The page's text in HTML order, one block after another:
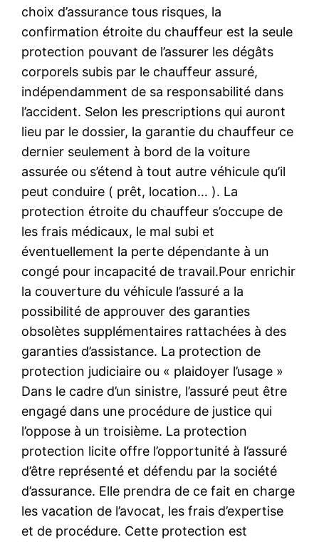
choix d’assurance tous risques, la
confirmation étroite du chauffeur est la seule
protection pouvant de l’assurer les dégâts
corporels subis par le chauffeur assuré,
indépendamment de sa responsabilité dans
l’accident. Selon les prescriptions qui auront
lieu par le dossier, la garantie du chauffeur ce
dernier seulement à bord de la voiture
assurée ou s’étend à tout autre véhicule qu’il
peut conduire ( prêt, location… ). La
protection étroite du chauffeur s’occupe de
les frais médicaux, le mal subi et
éventuellement la perte dépendante à un
congé pour incapacité de travail.Pour enrichir
la couverture du véhicule l’assuré a la
possibilité de approuver des garanties
obsolètes supplémentaires rattachées à des
garanties d’assistance. La protection de
protection judiciaire ou « plaidoyer l’usage »
Dans le cadre d’un sinistre, l’assuré peut être
engagé dans une procédure de justice qui
l’oppose à un troisième. La protection
protection licite offre l’opportunité à l’assuré
d’être représenté et défendu par la société
d’assurance. Elle prendra de ce fait en charge
les vacation de l’avocat, les frais d’expertise
et de procédure. Cette protection est